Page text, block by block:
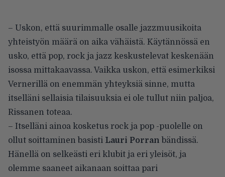
– Uskon, että suurimmalle osalle jazzmuusikoita
yhteistyön määrä on aika vähäistä. Käytännössä en
usko, että pop, rock ja jazz keskustelevat keskenään
isossa mittakaavassa. Vaikka uskon, että esimerkiksi
Vernerillä on enemmän yhteyksiä sinne, mutta
itselläni sellaisia tilaisuuksia ei ole tullut niin paljoa,
Rissanen toteaa.
– Itselläni ainoa kosketus rock ja pop -puolelle on
ollut soittaminen basisti Lauri Porran bändissä.
Hänellä on selkeästi eri klubit ja eri yleisöt, ja
olemme saaneet aikanaan soittaa pari